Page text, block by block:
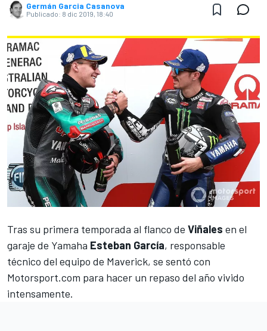
Germán Garcia Casanova
Publicado: 8 dic 2019, 18:40
Tras su primera temporada al flanco de Viñales en el
garaje de Yamaha Esteban García, responsable
técnico del equipo de Maverick, se sentó con
Motorsport.com para hacer un repaso del año vivido
intensamente.